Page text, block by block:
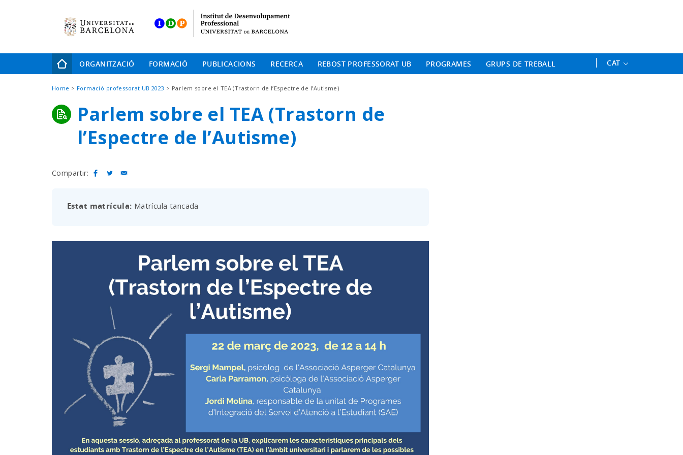
Navegació
principal
ORGANITZACIÓ FORMACIÓ PUBLICACIONS RECERCA REBOST PROFESSORAT UB PROGRAMES GRUPS DE TREBALL CAT
Fil
d'Ariadna
Home Formació professorat UB 2023 Parlem sobre el TEA (Trastorn de l’Espectre de l’Autisme)
Parlem sobre el TEA (Trastorn de
l’Espectre de l’Autisme)
Compartir:
Estat matrícula Matrícula tancada